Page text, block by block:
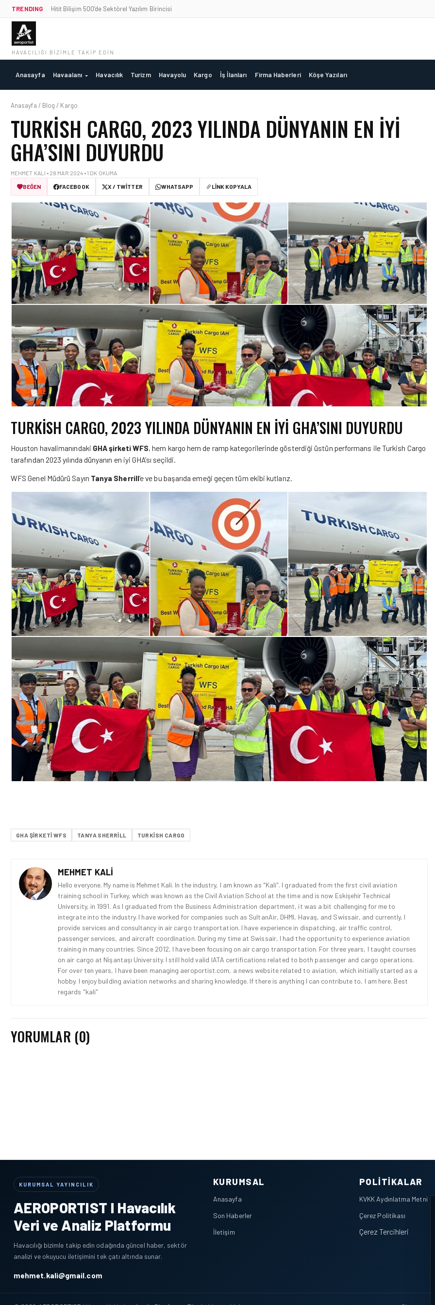
TRENDING Hitit Bilişim 500’de Sektörel Yazılım Birincisi
HAVACILIĞI BIZIMLE TAKIP EDIN
Anasayfa Havaalanı Havacılık Turizm Havayolu Kargo İş İlanları Firma Haberleri Köşe Yazıları
Anasayfa / Blog / Kargo
TURKISH CARGO, 2023 YILINDA DÜNYANIN EN IYI
GHA’SINI DUYURDU
MEHMET KALI • 28 MAR 2024 • 1 DK OKUMA
BEĞEN
FACEBOOK X / TWITTER WHATSAPP LINK KOPYALA
TURKISH CARGO, 2023 YILINDA DÜNYANIN EN IYI GHA’SINI DUYURDU
Houston havalimanındaki GHA şirketi WFS, hem kargo hem de ramp kategorilerinde gösterdiği üstün performans ile Turkish Cargo
tarafından 2023 yılında dünyanın en iyi GHA’sı seçildi.
WFS Genel Müdürü Sayın Tanya Sherrill‘e ve bu başarıda emeği geçen tüm ekibi kutlarız.
GHA ŞIRKETI WFS TANYA SHERRILL TURKISH CARGO
MEHMET KALI
Hello everyone. My name is Mehmet Kali. In the industry, I am known as "Kali". I graduated from the first civil aviation
training school in Turkey, which was known as the Civil Aviation School at the time and is now Eskişehir Technical
University, in 1991. As I graduated from the Business Administration department, it was a bit challenging for me to
integrate into the industry. I have worked for companies such as SultanAir, DHMI, Havaş, and Swissair, and currently, I
provide services and consultancy in air cargo transportation. I have experience in dispatching, air traffic control,
passenger services, and aircraft coordination. During my time at Swissair, I had the opportunity to experience aviation
training in many countries. Since 2012, I have been focusing on air cargo transportation. For three years, I taught courses
on air cargo at Nişantaşı University. I still hold valid IATA certifications related to both passenger and cargo operations.
For over ten years, I have been managing aeroportist.com, a news website related to aviation, which initially started as a
hobby. I enjoy building aviation networks and sharing knowledge. If there is anything I can contribute to, I am here. Best
regards "kali"
YORUMLAR (0)
KURUMSAL YAYINCILIK
AEROPORTIST I Havacılık
Veri ve Analiz Platformu
Havacılığı bizimle takip edin odağında güncel haber, sektör
analizi ve okuyucu iletişimini tek çatı altında sunar.
mehmet.kali@gmail.com
KURUMSAL
Anasayfa
Son Haberler
İletişim
POLITIKALAR
KVKK Aydınlatma Metni
Çerez Politikası
Çerez Tercihleri